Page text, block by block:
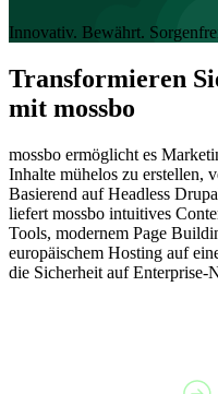
Innovativ. Bewährt.
Transformieren
mit mossbo
mossbo ermöglicht es
Inhalte mühelos zu erstellen,
Basierend auf Headless
liefert mossbo intuitives
Tools, modernem Page
europäischem Hosting auf
die Sicherheit auf Enterprise-